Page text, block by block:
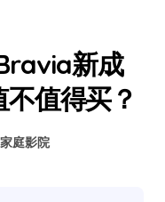
新成
值得买？
家庭影院